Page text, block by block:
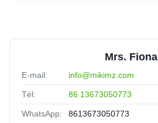
Mrs. Fiona
E-mail: info@mikimz.com
Tél: 86 13673050773
WhatsApp: 8613673050773